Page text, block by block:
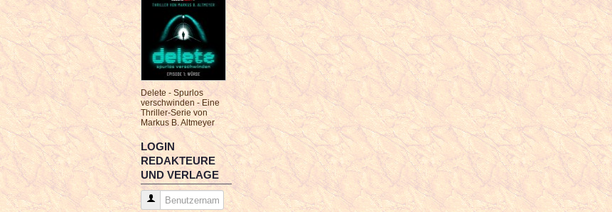
Delete - Spurlos
verschwinden - Eine
Thriller-Serie von
Markus B. Altmeyer
LOGIN
REDAKTEURE
UND VERLAGE
Benutzername